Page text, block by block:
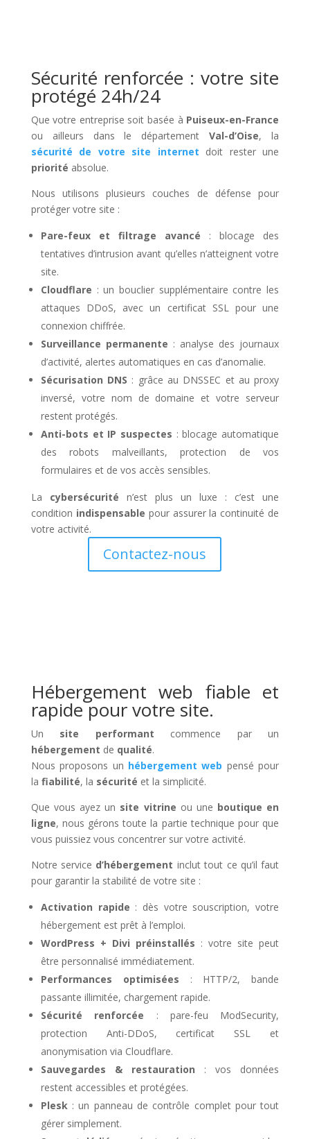
Sécurité renforcée : votre site
protégé 24h/24
Que votre entreprise soit basée à Puiseux-en-France
ou ailleurs dans le départementVal-d’Oise, la
sécurité de votre site internet doit rester une
priorité absolue.
Nous utilisons plusieurs couches de défense pour
protéger votre site :
Pare-feux et filtrage avancé : blocage des
tentatives d’intrusion avant qu’elles n’atteignent votre
site.
Cloudflare : un bouclier supplémentaire contre les
attaques DDoS, avec un certificat SSL pour une
connexion chiffrée.
Surveillance permanente : analyse des journaux
d’activité, alertes automatiques en cas d’anomalie.
Sécurisation DNS : grâce au DNSSEC et au proxy
inversé, votre nom de domaine et votre serveur
restent protégés.
Anti-bots et IP suspectes : blocage automatique
des robots malveillants, protection de vos
formulaires et de vos accès sensibles.
La cybersécurité n’est plus un luxe : c’est une
condition indispensable pour assurer la continuité de
votre activité.
Contactez-nous
Hébergement web fiable et
rapide pour votre site.
Un site performant commence par un
hébergement de qualité.
Nous proposons un hébergement web pensé pour
la fiabilité, la sécurité et la simplicité.
Que vous ayez un site vitrine ou une boutique en
ligne, nous gérons toute la partie technique pour que
vous puissiez vous concentrer sur votre activité.
Notre service d’hébergement inclut tout ce qu’il faut
pour garantir la stabilité de votre site :
Activation rapide : dès votre souscription, votre
hébergement est prêt à l’emploi.
WordPress + Divi préinstallés : votre site peut
être personnalisé immédiatement.
Performances optimisées : HTTP/2, bande
passante illimitée, chargement rapide.
Sécurité renforcée : pare-feu ModSecurity,
protection Anti-DDoS, certificat SSL et
anonymisation via Cloudflare.
Sauvegardes & restauration : vos données
restent accessibles et protégées.
Plesk: un panneau de contrôle complet pour tout
gérer simplement.